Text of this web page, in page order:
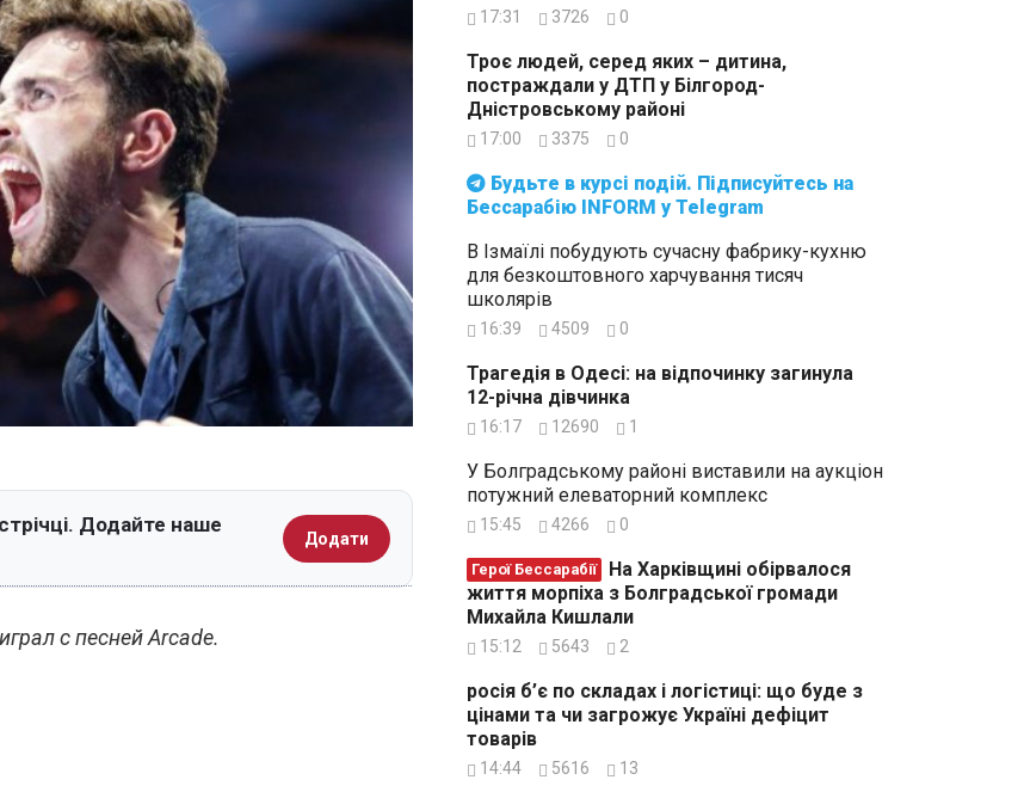
Додайте наше
Додати
с песней Arcade.
Бессарабію INFORM у Telegram
17:31 3726 0
Троє людей, серед яких – дитина,
постраждали у ДТП у Білгород-
Дністровському районі
17:00 3375 0
В Ізмаїлі побудують сучасну фабрику-кухню
для безкоштовного харчування тисяч
школярів
16:39 4509 0
Трагедія в Одесі: на відпочинку загинула
12-річна дівчинка
16:17 12690 1
У Болградському районі виставили на аукціон
потужний елеваторний комплекс
15:45 4266 0
Герої Бессарабії
життя морпіха з Болградської громади
Михайла Кишлали
15:12 5643 2
росія б’є по складах і логістиці: що буде з
цінами та чи загрожує Україні дефіцит
товарів
14:44 5616 13